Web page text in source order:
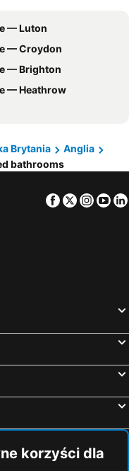
— Luton
— Croydon
— Brighton
— Heathrow
Brytania
Anglia
bathrooms
Facebook
Twitter
korzyści dla